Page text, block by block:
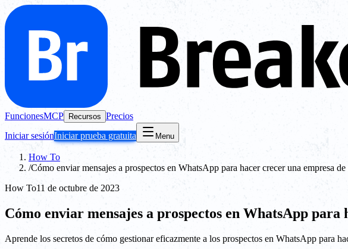
FuncionesMCP Recursos Precios
Iniciar sesiónIniciar prueba gratuita Menu
How To
/Cómo enviar mensajes a prospectos en WhatsApp para hacer crecer una empresa
How To11 de octubre de 2023
Cómo enviar mensajes a prospectos en WhatsApp
Aprende los secretos de cómo gestionar eficazmente a los prospectos en WhatsApp para